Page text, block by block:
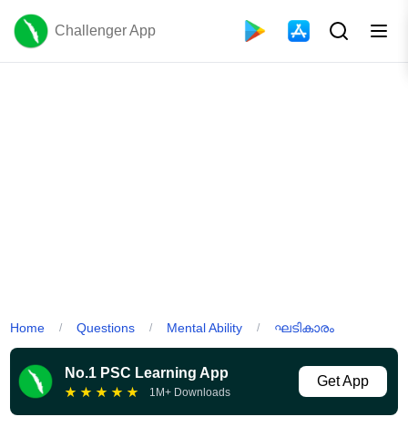
Challenger App
Home / Questions / Mental Ability / ഘടികാരം
No.1 PSC Learning App
★ ★ ★ ★ ★ 1M+ Downloads
Get App